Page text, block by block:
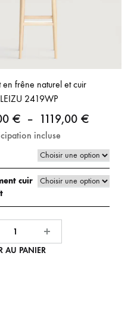
en frêne naturel et cuir
2419WP
€ – 1119,00 €
prix :
1105,00 €
à
1119,00 €
incluse
cuir
AU PANIER